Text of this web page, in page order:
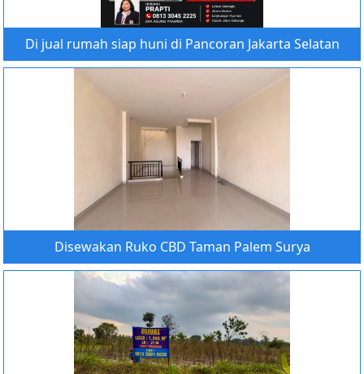
Di jual rumah siap huni di Pancoran Jakarta Selatan
Disewakan Ruko CBD Taman Palem Surya